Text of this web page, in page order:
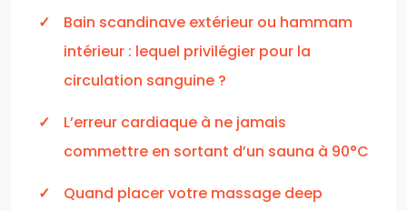
Bain scandinave extérieur ou hammam
intérieur : lequel privilégier pour la
circulation sanguine ?
L’erreur cardiaque à ne jamais
commettre en sortant d’un sauna à 90°C
Quand placer votre massage deep